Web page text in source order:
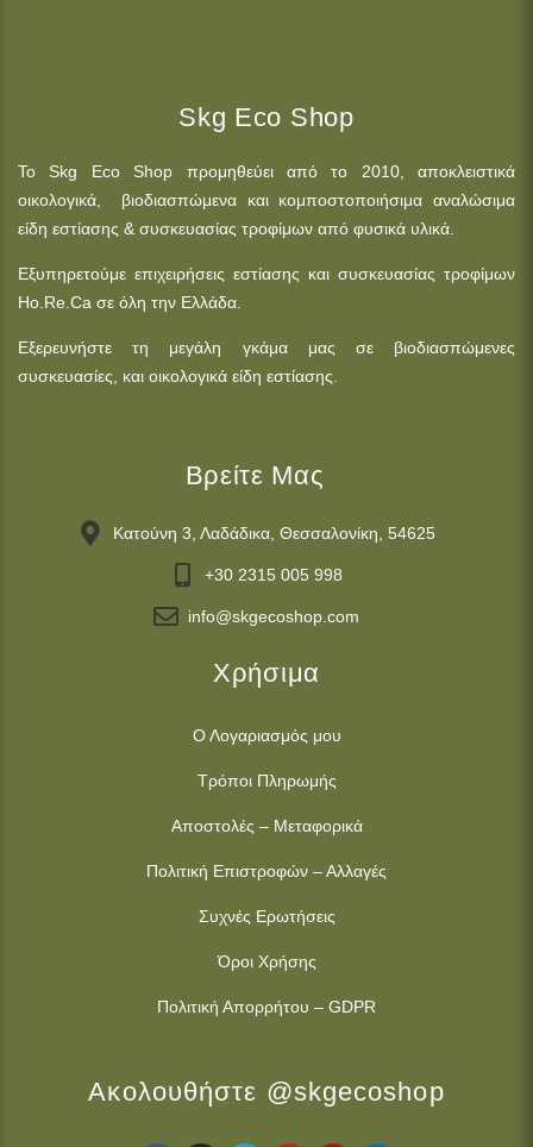
Skg Eco Shop
Το Skg Eco Shop προμηθεύει από το 2010, αποκλειστικά
οικολογικά, βιοδιασπώμενα και κομποστοποιήσιμα αναλώσιμα
είδη εστίασης & συσκευασίας τροφίμων από φυσικά υλικά.
Εξυπηρετούμε επιχειρήσεις εστίασης και συσκευασίας τροφίμων
Ho.Re.Ca σε όλη την Ελλάδα.
Εξερευνήστε τη μεγάλη γκάμα μας σε βιοδιασπώμενες
συσκευασίες, και οικολογικά είδη εστίασης.
Βρείτε Μας
Κατούνη 3, Λαδάδικα, Θεσσαλονίκη, 54625
+30 2315 005 998
info@skgecoshop.com
Χρήσιμα
Ο Λογαριασμός μου
Τρόποι Πληρωμής
Αποστολές – Μεταφορικά
Πολιτική Επιστροφών – Αλλαγές
Συχνές Ερωτήσεις
Όροι Χρήσης
Πολιτική Απορρήτου – GDPR
Ακολουθήστε @skgecoshop